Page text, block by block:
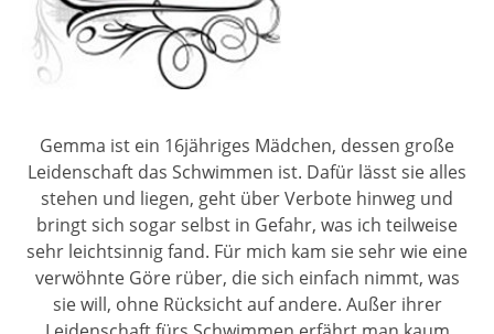
Gemma ist ein 16jähriges Mädchen, dessen große
Leidenschaft das Schwimmen ist. Dafür lässt sie alles
stehen und liegen, geht über Verbote hinweg und
bringt sich sogar selbst in Gefahr, was ich teilweise
sehr leichtsinnig fand. Für mich kam sie sehr wie eine
verwöhnte Göre rüber, die sich einfach nimmt, was
sie will, ohne Rücksicht auf andere. Außer ihrer